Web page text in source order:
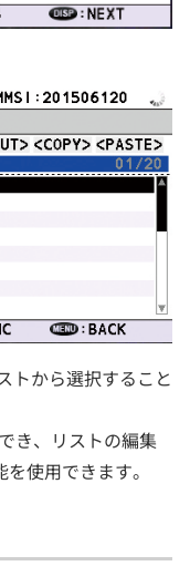
トから選択すること
き、リストの編集
使用できます。